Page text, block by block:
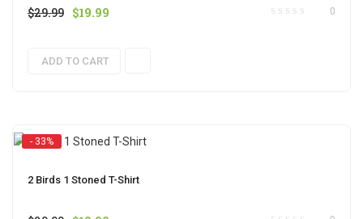
0
$29.99 $19.99
ADD TO CART
- 33%
2 Birds 1 Stoned T-Shirt